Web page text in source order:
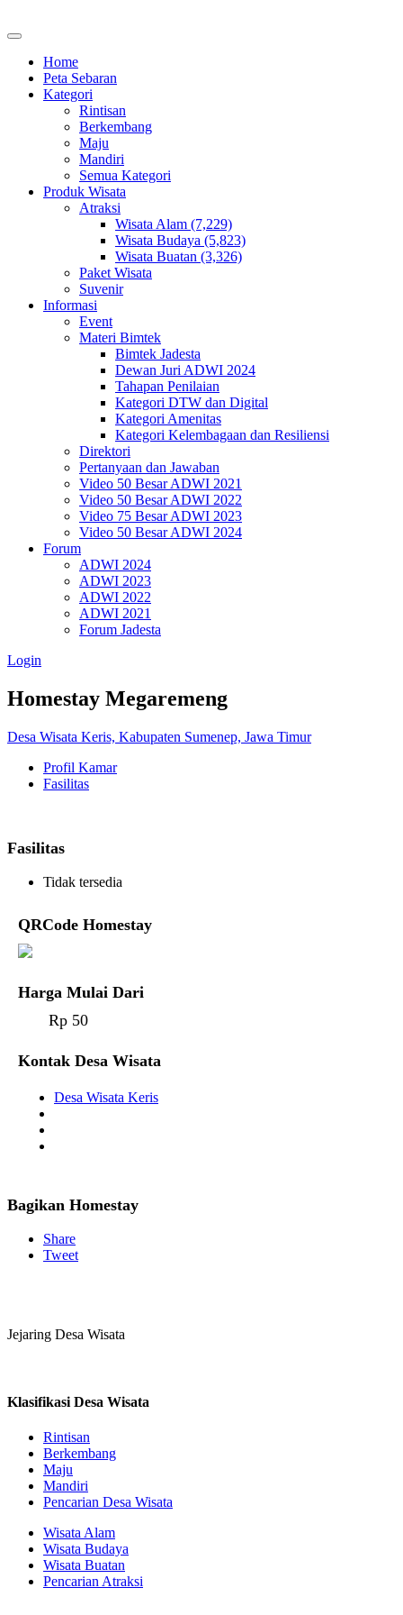
Home
Peta Sebaran
Kategori
Rintisan
Berkembang
Maju
Mandiri
Semua Kategori
Produk Wisata
Atraksi
Wisata Alam (7,229)
Wisata Budaya (5,823)
Wisata Buatan (3,326)
Paket Wisata
Suvenir
Informasi
Event
Materi Bimtek
Bimtek Jadesta
Dewan Juri ADWI 2024
Tahapan Penilaian
Kategori DTW dan Digital
Kategori Amenitas
Kategori Kelembagaan dan Resiliensi
Direktori
Pertanyaan dan Jawaban
Video 50 Besar ADWI 2021
Video 50 Besar ADWI 2022
Video 75 Besar ADWI 2023
Video 50 Besar ADWI 2024
Forum
ADWI 2024
ADWI 2023
ADWI 2022
ADWI 2021
Forum Jadesta
Login
Homestay Megaremeng
Desa Wisata Keris, Kabupaten Sumenep, Jawa Timur
Profil Kamar
Fasilitas
Fasilitas
Tidak tersedia
QRCode Homestay
Harga Mulai Dari
Rp 50
Kontak Desa Wisata
Desa Wisata Keris
Bagikan Homestay
Share
Tweet
Jejaring Desa Wisata
Klasifikasi Desa Wisata
Rintisan
Berkembang
Maju
Mandiri
Pencarian Desa Wisata
Wisata Alam
Wisata Budaya
Wisata Buatan
Pencarian Atraksi